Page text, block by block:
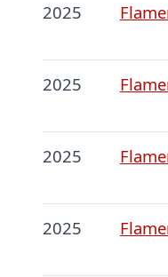
2025
2025
2025
2025